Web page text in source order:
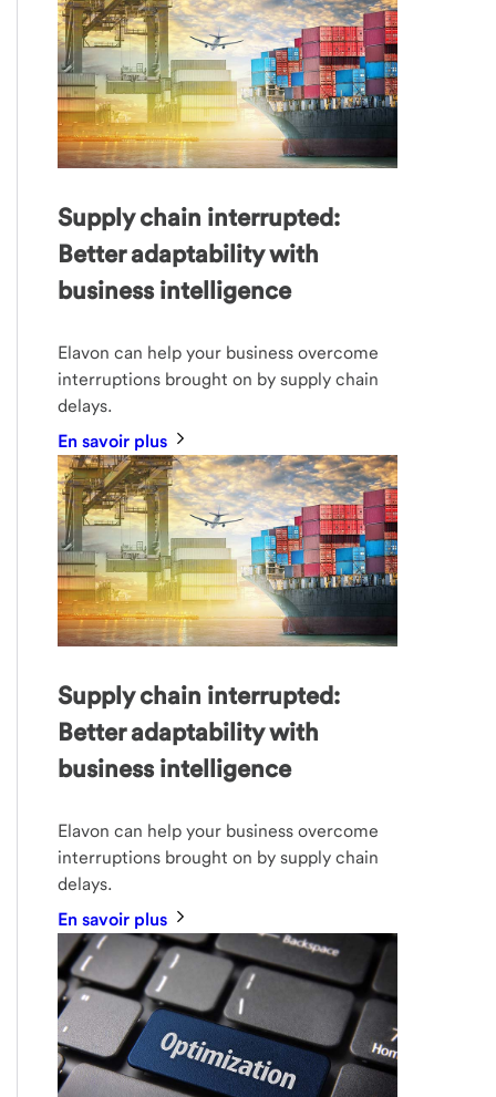
Supply chain interrupted:
Better adaptability with
business intelligence
Elavon can help your business overcome
interruptions brought on by supply chain
delays.
En savoir plus
Supply chain interrupted:
Better adaptability with
business intelligence
Elavon can help your business overcome
interruptions brought on by supply chain
delays.
En savoir plus